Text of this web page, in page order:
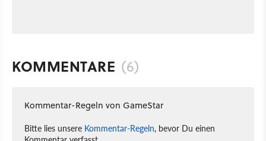
KOMMENTARE (6)
Kommentar-Regeln von GameStar
Bitte lies unsere Kommentar-Regeln, bevor Du einen